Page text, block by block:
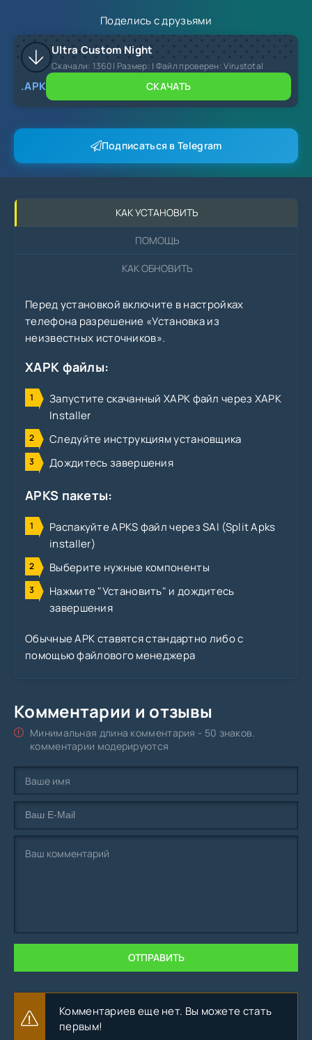
Поделись с друзьями
Ultra Custom Night
Скачали: 1360| Размер: | Файл проверен: Virustotal
.APK СКАЧАТЬ
Подписаться в Telegram
КАК УСТАНОВИТЬ
ПОМОЩЬ
КАК ОБНОВИТЬ
Перед установкой включите в настройках
телефона разрешение «Установка из
неизвестных источников».
XAPK файлы:
Запустите скачанный XAPK файл через XAPK
Installer
Следуйте инструкциям установщика
Дождитесь завершения
APKS пакеты:
Распакуйте APKS файл через SAI (Split Apks
installer)
Выберите нужные компоненты
Нажмите "Установить" и дождитесь
завершения
Обычные APK ставятся стандартно либо с
помощью файлового менеджера
Комментарии и отзывы
Минимальная длина комментария - 50 знаков.
комментарии модерируются
ОТПРАВИТЬ
Комментариев еще нет. Вы можете стать
первым!